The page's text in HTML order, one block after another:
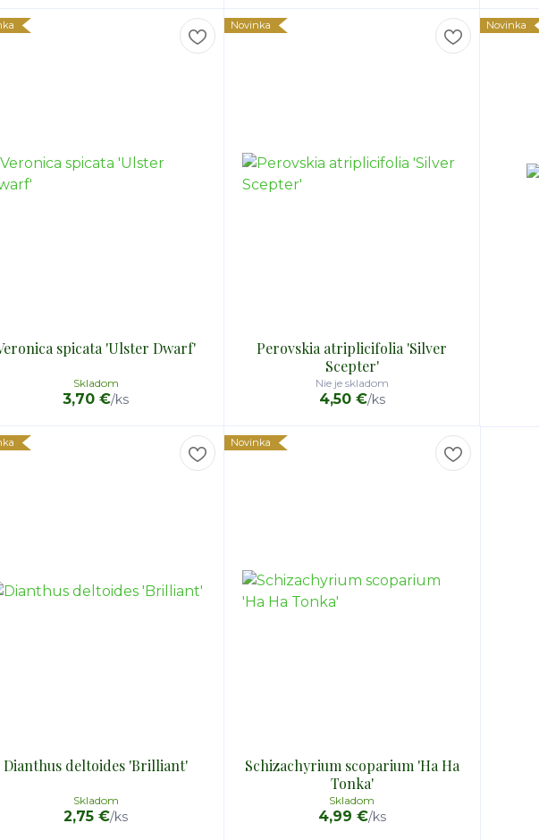
spicata 'Ulster Dwarf'
3,70 €/ks
Skladom
Novinka
Perovskia atriplicifolia 'Silver
Scepter'
4,50 €/ks
Nie je skladom
Novinka
Dianthus deltoides 'Brilliant'
2,75 €/ks
Skladom
Novinka
Schizachyrium scoparium 'Ha Ha
Tonka'
4,99 €/ks
Skladom